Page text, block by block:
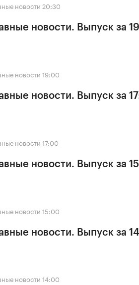
новости 20:30
новости. Выпуск за
новости 19:00
новости. Выпуск за
новости 17:00
новости. Выпуск за
новости 15:00
новости. Выпуск за
новости 14:00